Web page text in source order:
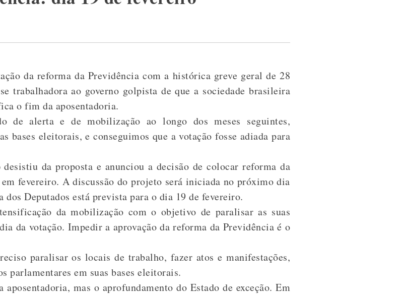
da reforma da Previdência com a histórica greve geral de 28
trabalhadora ao governo golpista de que a sociedade brasileira
o fim da aposentadoria.
de alerta e de mobilização ao longo dos meses seguintes,
bases eleitorais, e conseguimos que a votação fosse adiada para
da proposta e anunciou a decisão de colocar reforma da
fevereiro. A discussão do projeto será iniciada no próximo dia
dos Deputados está prevista para o dia 19 de fevereiro.
da mobilização com o objetivo de paralisar as suas
da votação. Impedir a aprovação da reforma da Previdência é o
paralisar os locais de trabalho, fazer atos e manifestações,
parlamentares em suas bases eleitorais.
mas o aprofundamento do Estado de exceção. Em